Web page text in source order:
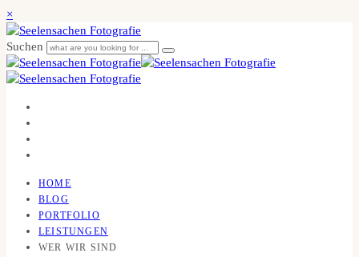
×
Suchen
HOME
BLOG
PORTFOLIO
LEISTUNGEN
WER WIR SIND